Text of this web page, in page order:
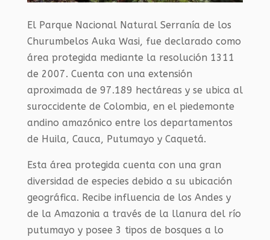
El Parque Nacional Natural Serranía de los
Churumbelos Auka Wasi, fue declarado como
área protegida mediante la resolución 1311
de 2007. Cuenta con una extensión
aproximada de 97.189 hectáreas y se ubica al
suroccidente de Colombia, en el piedemonte
andino amazónico entre los departamentos
de Huila, Cauca, Putumayo y Caquetá.
Esta área protegida cuenta con una gran
diversidad de especies debido a su ubicación
geográfica. Recibe influencia de los Andes y
de la Amazonia a través de la llanura del río
putumayo y posee 3 tipos de bosques a lo